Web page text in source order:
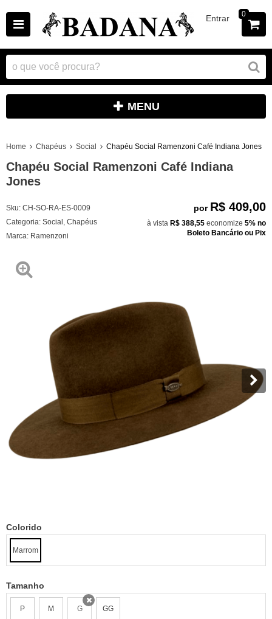
Entrar 0
MENU
Home Chapéus Social Chapéu Social Ramenzoni Café Indiana Jones
Chapéu Social Ramenzoni Café Indiana
Jones
Sku: CH-SO-RA-ES-0009
Categoria: Social Chapéus
Marca: Ramenzoni
por R$ 409,00
à vista R$ 388,55 economize 5% no
Boleto Bancário ou Pix
Colorido
Marrom
Tamanho
P M G GG